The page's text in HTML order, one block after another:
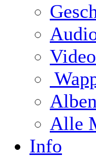
Alben
Alle
Info